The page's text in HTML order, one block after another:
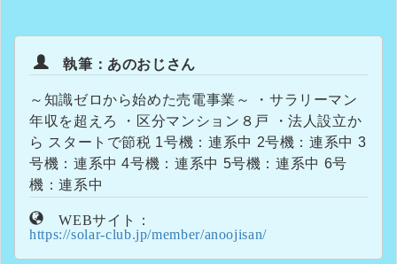
執筆：あのおじさん
～知識ゼロから始めた売電事業～ ・サラリーマン
年収を超えろ ・区分マンション８戸 ・法人設立か
ら スタートで節税 1号機：連系中 2号機：連系中 3
号機：連系中 4号機：連系中 5号機：連系中 6号
機：連系中
WEBサイト：
https://solar-club.jp/member/anoojisan/